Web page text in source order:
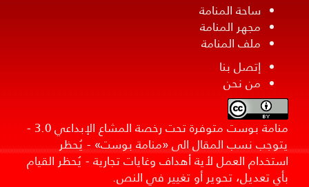
ساحة المنامة
مجهر المنامة
ملف المنامة
إتصل بنا
من نحن
منامة بوست متوفرة تحت رخصة المشاع الإبداعي 3.0 -
يتوجب نسب المقال الى «منامة بوست» - يُحظر
استخدام العمل لأية أهداف وغايات تجارية - يُحظر القيام
بأي تعديل، تحوير أو تغيير في النص.